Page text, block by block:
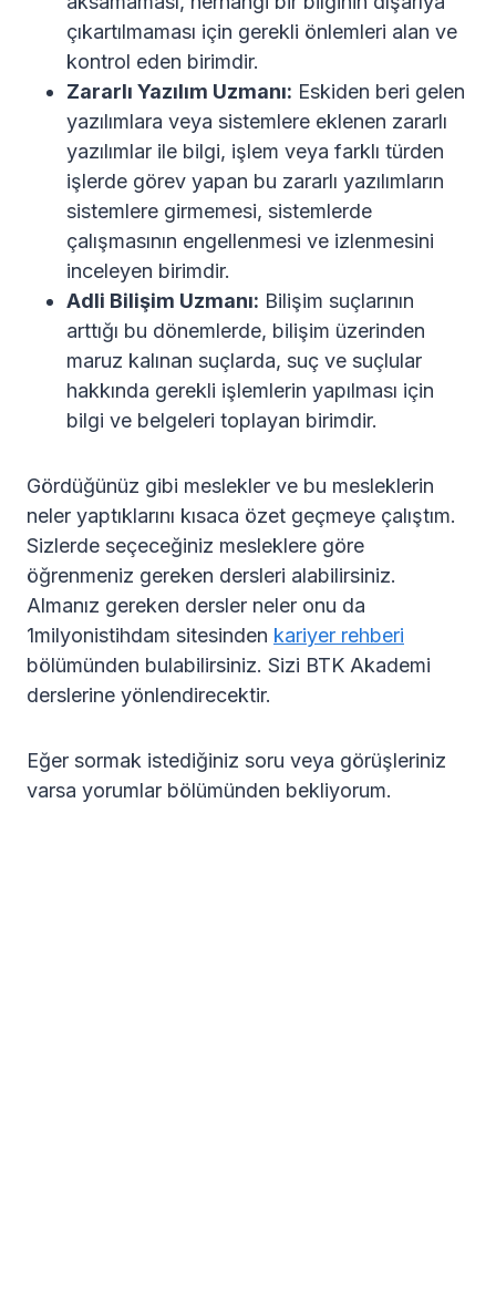
çıkartılmaması için gerekli önlemleri alan ve
kontrol eden birimdir.
Zararlı Yazılım Uzmanı: Eskiden beri gelen
yazılımlara veya sistemlere eklenen zararlı
yazılımlar ile bilgi, işlem veya farklı türden
işlerde görev yapan bu zararlı yazılımların
sistemlere girmemesi, sistemlerde
çalışmasının engellenmesi ve izlenmesini
inceleyen birimdir.
Adli Bilişim Uzmanı: Bilişim suçlarının
arttığı bu dönemlerde, bilişim üzerinden
maruz kalınan suçlarda, suç ve suçlular
hakkında gerekli işlemlerin yapılması için
bilgi ve belgeleri toplayan birimdir.
Gördüğünüz gibi meslekler ve bu mesleklerin
neler yaptıklarını kısaca özet geçmeye çalıştım.
Sizlerde seçeceğiniz mesleklere göre
öğrenmeniz gereken dersleri alabilirsiniz.
Almanız gereken dersler neler onu da
1milyonistihdam sitesinden kariyer rehberi
bölümünden bulabilirsiniz. Sizi BTK Akademi
derslerine yönlendirecektir.
Eğer sormak istediğiniz soru veya görüşleriniz
varsa yorumlar bölümünden bekliyorum.